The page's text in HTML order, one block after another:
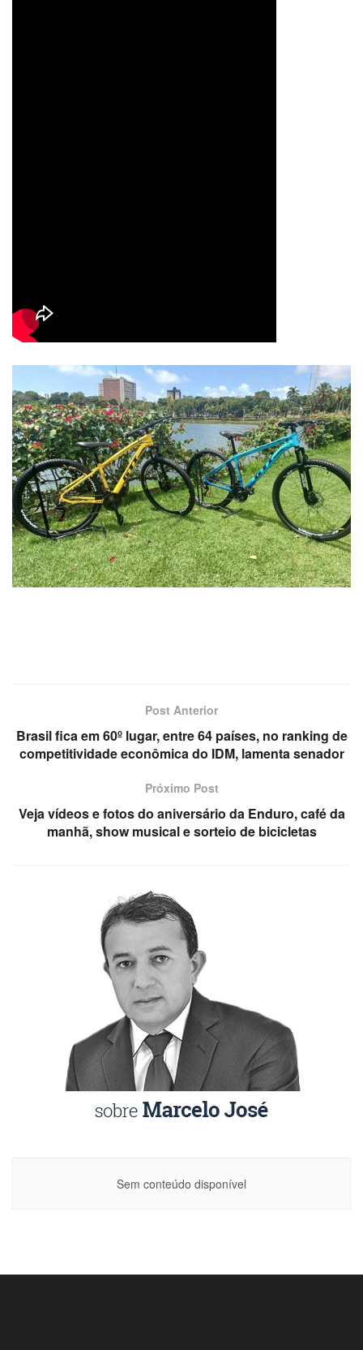
Post Anterior
Brasil fica em 60º lugar, entre 64 países, no ranking de
competitividade econômica do IDM, lamenta senador
Próximo Post
Veja vídeos e fotos do aniversário da Enduro, café da
manhã, show musical e sorteio de bicicletas
Sem conteúdo disponível